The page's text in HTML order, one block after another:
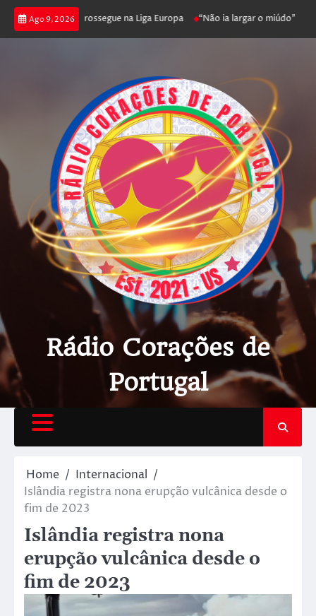
Ago 9, 2026
joga poker e prossegue na Liga Europa “Não ia largar o miúdo”.
Rádio Corações de
Portugal
Home
Internacional
Islândia registra nona erupção vulcânica desde o
fim de 2023
Islândia registra nona
erupção vulcânica desde o
fim de 2023